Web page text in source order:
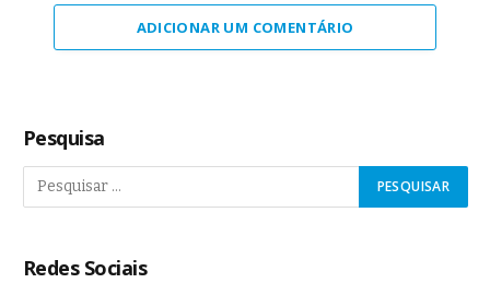
ADICIONAR UM COMENTÁRIO
Pesquisa
Redes Sociais